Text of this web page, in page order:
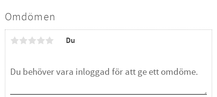
Omdömen
Du